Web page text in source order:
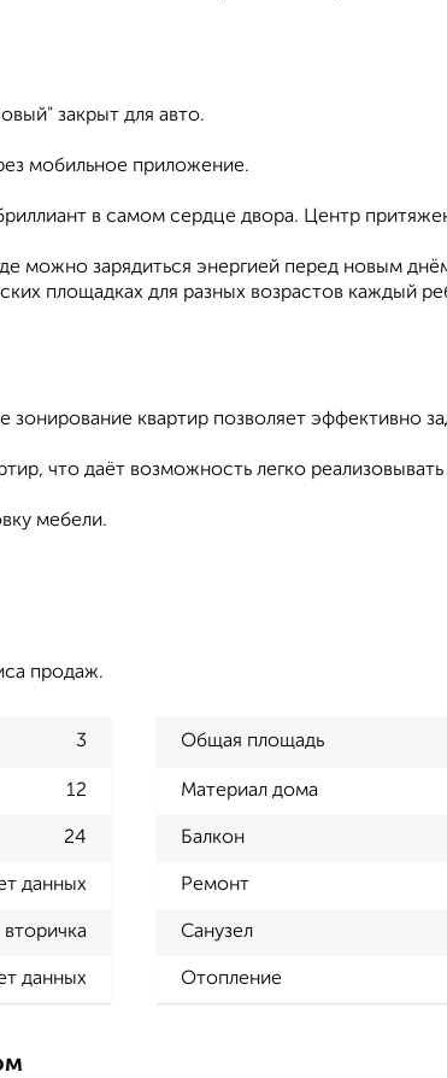
закрыт для авто.
мобильное приложение.
в самом сердце двора. Центр
можно зарядиться энергией перед новым
площадках для разных возрастов каждый
квартир позволяет эффективно
что даёт возможность легко
мебели.
продаж.
3 Общая площадь
12 Материал дома
24 Балкон
данных Ремонт
вторичка Санузел
данных Отопление